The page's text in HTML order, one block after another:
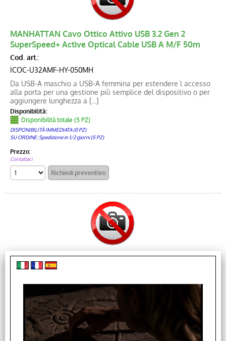
MANHATTAN Cavo Ottico Attivo USB 3.2 Gen 2
SuperSpeed+ Active Optical Cable USB A M/F 50m
Cod. art.:
ICOC-U32AMF-HY-050MH
Da USB-A maschio a USB-A femmina per estendere l accesso
alla porta per una gestione più semplice del dispositivo o per
aggiungere lunghezza a [...]
Disponibilità:
Disponibilità totale (5 PZ)
DISPONIBILITÀ IMMEDIATA (0 PZ)
SU ORDINE: Spedizione in 1/2 giorni (5 PZ)
Prezzo:
Contattaci
MANHATTAN Cavo Ottico Attivo Dati e Video USB 3.2
Gen 2 USB-C&trade; M/M Fibra Ottica 4K 10 m
Cod. art.:
ICOC-U3C-HY-010MH
USB-C™ maschio a USB-C™ maschio per collegare le porte di
periferiche USB-C™Supera la limitazione della distanza dell
USB-C™ [...]
Disponibilità: